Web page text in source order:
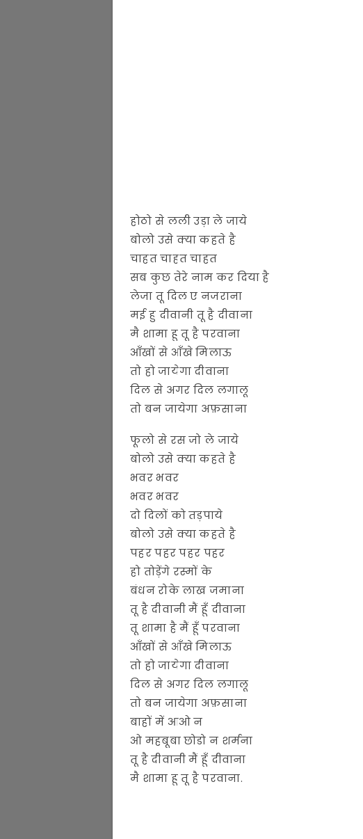
होठो से लली उड़ा ले जाये
बोलो उसे क्या कहते है
चाहत चाहत चाहत
सब कुछ तेरे नाम कर दिया है
लेजा तू दिल ए नजराना
मई हु दीवानी तू है दीवाना
मै शामा हू तू है परवाना
आँखों से आँखे मिलाऊ
तो हो जायेगा दीवाना
दिल से अगर दिल लगालू
तो बन जायेगा अफ़साना
फूलो से रस जो ले जाये
बोलो उसे क्या कहते है
भवर भवर
भवर भवर
दो दिलों को तड़पाये
बोलो उसे क्या कहते है
पहर पहर पहर पहर
हो तोड़ेंगे रस्मों के
बंधन रोके लाख जमाना
तू है दीवानी मैं हूँ दीवाना
तू शामा है मैं हूँ परवाना
आँखों से आँखे मिलाऊ
तो हो जायेगा दीवाना
दिल से अगर दिल लगालू
तो बन जायेगा अफ़साना
बाहों में आओ न
ओ महबूबा छोडो न शर्मना
तू है दीवानी मैं हूँ दीवाना
मै शामा हू तू है परवाना.